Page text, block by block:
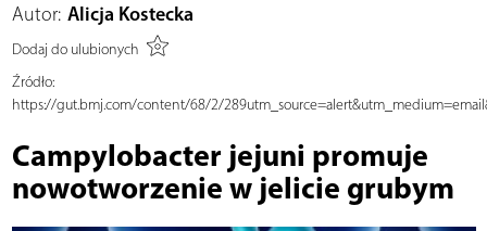
Autor: Alicja Kostecka
Dodaj do ulubionych
Źródło:
https://gut.bmj.com/content/68/2/
Campylobacter jejuni promuje
nowotworzenie w jelicie grubym